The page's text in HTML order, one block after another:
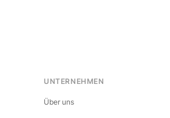
UNTERNEHMEN
Über uns